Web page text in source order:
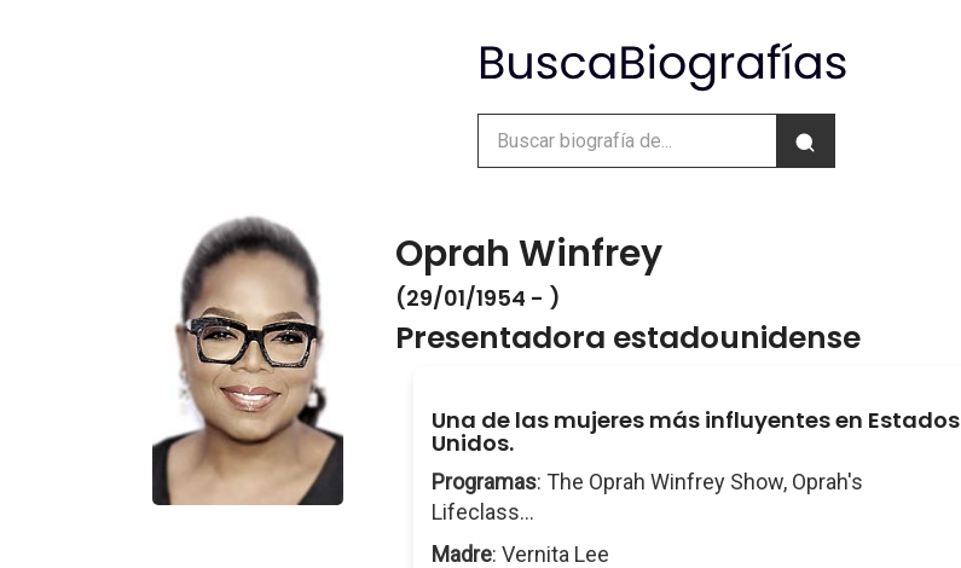
Oprah Winfrey
(29/01/1954 - )
Presentadora estadounidense
Una de las mujeres más influyentes en Estados
Unidos.
Programas: The Oprah Winfrey Show, Oprah's
Lifeclass...
Madre: Vernita Lee